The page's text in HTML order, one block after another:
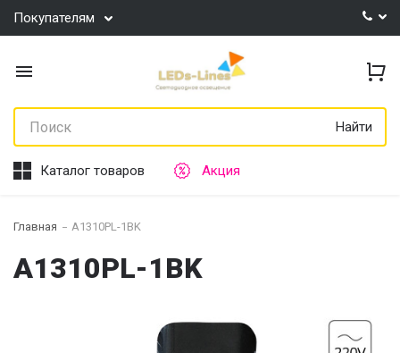
Покупателям
Найти
Каталог товаров Акция
Главная A1310PL-1BK
A1310PL-1BK